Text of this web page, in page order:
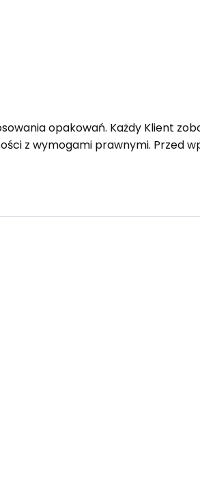
opakowań. Każdy Klient
z wymogami prawnymi. Przed